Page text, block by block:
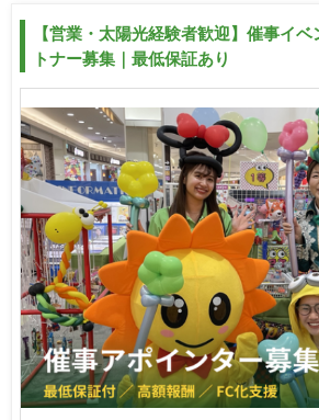
【営業・太陽光経験者歓迎】催事イ
トナー募集｜最低保証あり